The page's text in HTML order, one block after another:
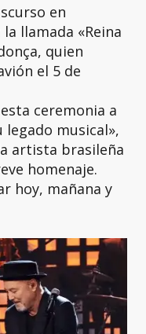
en
llamada «Reina
quien
el 5 de
ceremonia a
legado musical»,
artista brasileña
homenaje.
hoy, mañana y